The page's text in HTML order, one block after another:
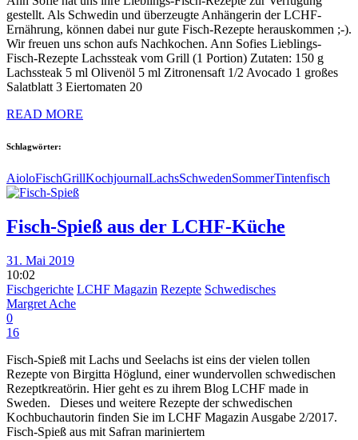
gestellt. Als Schwedin und überzeugte Anhängerin der LCHF-
Ernährung, können dabei nur gute Fisch-Rezepte herauskommen ;-).
Wir freuen uns schon aufs Nachkochen. Ann Sofies Lieblings-
Fisch-Rezepte Lachssteak vom Grill (1 Portion) Zutaten: 150 g
Lachssteak 5 ml Olivenöl 5 ml Zitronensaft 1/2 Avocado 1 großes
Salatblatt 3 Eiertomaten 20
READ MORE
Schlagwörter:
AioloFischGrillKochjournalLachsSchwedenSommerTintenfisch
Fisch-Spieß aus der LCHF-Küche
31. Mai 2019
10:02
Fischgerichte LCHF Magazin Rezepte Schwedisches
Margret Ache
0
16
Fisch-Spieß mit Lachs und Seelachs ist eins der vielen tollen
Rezepte von Birgitta Höglund, einer wundervollen schwedischen
Rezeptkreatörin. Hier geht es zu ihrem Blog LCHF made in
Sweden. Dieses und weitere Rezepte der schwedischen
Kochbuchautorin finden Sie im LCHF Magazin Ausgabe 2/2017.
Fisch-Spieß aus mit Safran mariniertem